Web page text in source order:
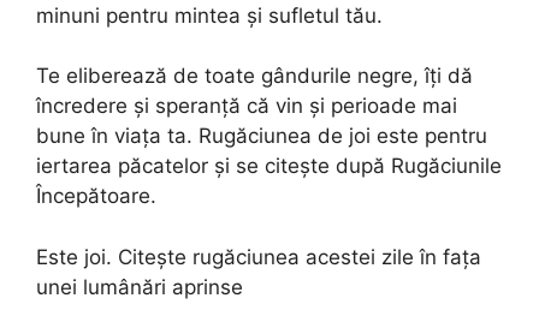
minuni pentru mintea și sufletul tău.
Te eliberează de toate gândurile negre, îți dă
încredere și speranță că vin și perioade mai
bune în viața ta. Rugăciunea de joi este pentru
iertarea păcatelor și se citește după Rugăciunile
Începătoare.
Este joi. Citește rugăciunea acestei zile în fața
unei lumânări aprinse